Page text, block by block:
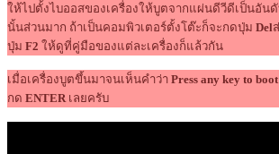
ให้ไปตั้งไบออสของเครื่องให้บูตจากแผ่นดีวีดีเป็นอัน
นั้นส่วนมาก ถ้าเป็นคอมพิวเตอร์ตั้งโต๊ะก็จะกดปุ่ม Del
ปุ่ม F2 ให้ดูที่คู่มือของแต่ละเครื่องก็แล้วกัน
เมื่อเครื่องบูตขึ้นมาจนเห็นคำว่า Press any key to
กด ENTERเลยครับ